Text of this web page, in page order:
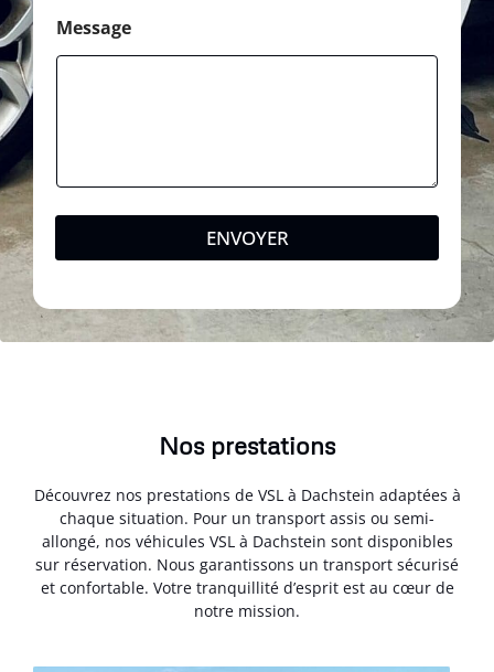
Message
ENVOYER
Nos prestations
Découvrez nos prestations de VSL à Dachstein adaptées à
chaque situation. Pour un transport assis ou semi-
allongé, nos véhicules VSL à Dachstein sont disponibles
sur réservation. Nous garantissons un transport sécurisé
et confortable. Votre tranquillité d’esprit est au cœur de
notre mission.